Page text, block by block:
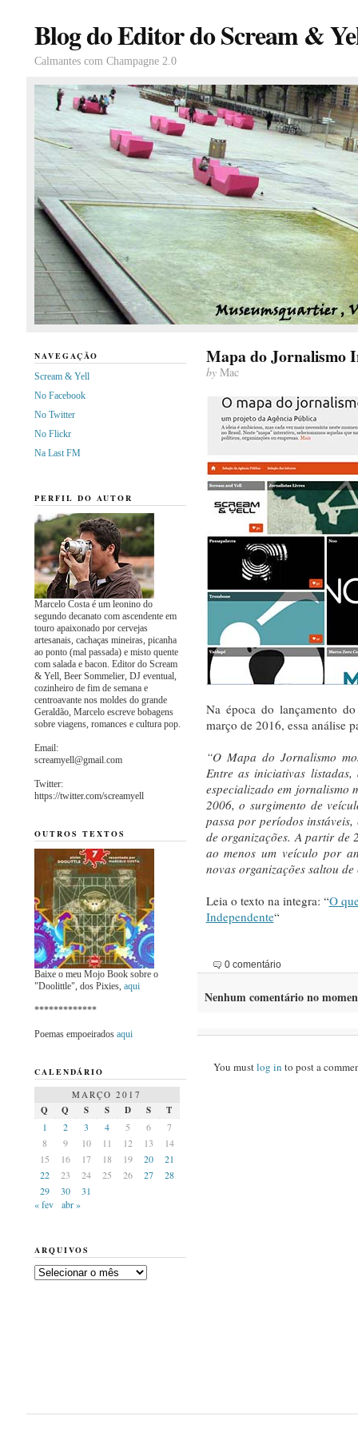
Blog do Editor do Scream &
Calmantes com Champagne 2.0
Mapa do Jornalismo
byMac
Na época do lançamento
março de 2016, essa análise
“O Mapa do Jornalismo
Entre as iniciativas
especializado em jornalismo
2006, o surgimento de
passa por períodos
de organizações. A partir de
ao menos um veículo por
novas organizações saltou
Leia o texto na integra: “O
Independente“
0 comentário
Nenhum comentário no
You mustlog in to post a
NAVEGAÇÃO
Scream & Yell
No Facebook
No Twitter
No Flickr
Na Last FM
PERFIL DO AUTOR
Marcelo Costa é um leonino do
segundo decanato com ascendente em
touro apaixonado por cervejas
artesanais, cachaças mineiras, picanha
ao ponto (mal passada) e misto quente
com salada e bacon. Editor do Scream
& Yell, Beer Sommelier, DJ eventual,
cozinheiro de fim de semana e
centroavante nos moldes do grande
Geraldão, Marcelo escreve bobagens
sobre viagens, romances e cultura pop.
Email:
screamyell@gmail.com
Twitter:
https://twitter.com/screamyell
OUTROS TEXTOS
Baixe o meu Mojo Book sobre o
"Doolittle", dos Pixies, aqui
*************
Poemas empoeirados aqui
CALENDÁRIO
MARÇO 2017
Q Q S S D S
T
1
2 3 4 5 6
7
8
9 10 11 12 13
14
15
16 17 18 19 20
21
22
23 24 25 26 27
28
29
30
31
« fev
abr »
ARQUIVOS
Arquivos